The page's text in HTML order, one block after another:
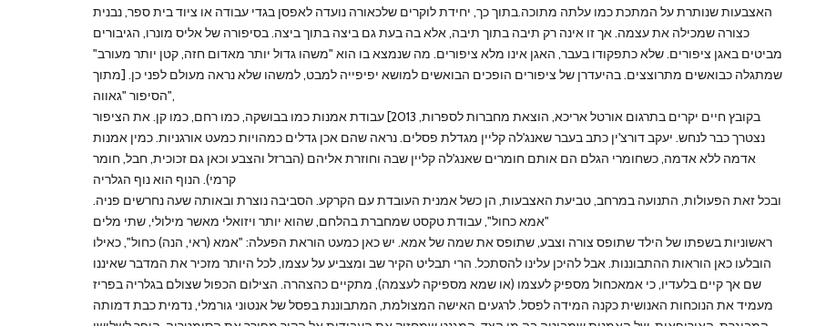
האצבעות שנותרת על המתכת כמו עלתה מתוכה.בתוך כך, יחידת לוקרים שלכאורה נועדה לאפסן בגדי עבודה או ציוד בית ספר, נבנית
כצורה שמכילה את עצמה. אך זו אינה רק תיבה בתוך תיבה, אלא בה בעת גם ביצה בתוך ביצה. בסיפורה של אליס מונרו, הגיבורים
מביטים באגן ציפורים. שלא כתפקודו בעבר, האגן אינו מלא ציפורים. מה שנמצא בו הוא "משהו גדול יותר מאדום חזה, קטן יותר מעורב"
שמתגלה כבואשים מתרוצצים. בהיעדרן של ציפורים הופכים הבואשים למושא יפיפייה למבט, למשהו שלא נראה מעולם לפני כן. [מתוך
הסיפור "גאווה",
בקובץ חיים יקרים בתרגום אורטל אריכא, הוצאת מחברות לספרות, 2013] עבודת אמנות כמו בבושקה, כמו רחם, כמו קן. את הציפור
נצטרך כבר לנחש. יעקב דורצ'ין כתב בעבר שאנג'לה קליין מגדלת פסלים. נראה שהם אכן גדלים כמהויות כמעט אורגניות. כמין אמנות
אדמה ללא אדמה, כשחומרי הגלם הם אותם חומרים שאנג'לה קליין שבה וחוזרת אליהם (הברזל והצבע וכאן גם זכוכית, חבל, חומר
קרמי). הנוף הוא נוף הגלריה
ובכל זאת הפעולות, התנועה במרחב, טביעת האצבעות, הן כשל אמנית העובדת עם הקרקע. הסביבה נוצרת ובאותה שעה נחרשים פניה.
"אמא כחול", עבודת טקסט שמחברת בהלחם, שהוא יותר ויזואלי מאשר מילולי, שתי מלים
ראשוניות בשפתו של הילד שתופס צורה וצבע, שתופס את שמה של אמא. יש כאן כמעט הוראת הפעלה: "אמא (ראי, הנה) כחול", כאילו
הובלעו כאן הוראות ההתבוננות. אבל להיכן עלינו להסתכל. הרי תבליט הקיר שב ומצביע על עצמו, לכל היותר מזכיר את המדבר שאיננו
שם אך קיים בלעדיו, כי אמאכחול מספיק לעצמו (או שמא מספיקה לעצמה), מתקיים כהצהרה. הצילום הכפול שצולם בגלריה בפריז
מעמיד את הנוכחות האנושית כקנה המידה לפסל. לרגעים האישה המצולמת, המתבוננת בפסל של אנטוני גורמלי, נדמית כבת דמותה